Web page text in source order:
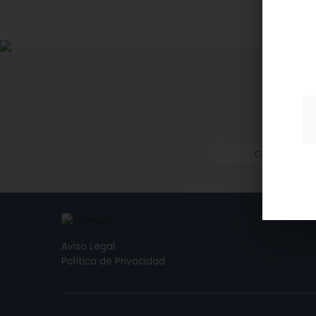
a
su
Aviso Legal
Política de Privacidad